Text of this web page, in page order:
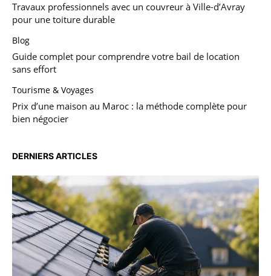
Travaux professionnels avec un couvreur à Ville-d’Avray
pour une toiture durable
Blog
Guide complet pour comprendre votre bail de location
sans effort
Tourisme & Voyages
Prix d’une maison au Maroc : la méthode complète pour
bien négocier
DERNIERS ARTICLES